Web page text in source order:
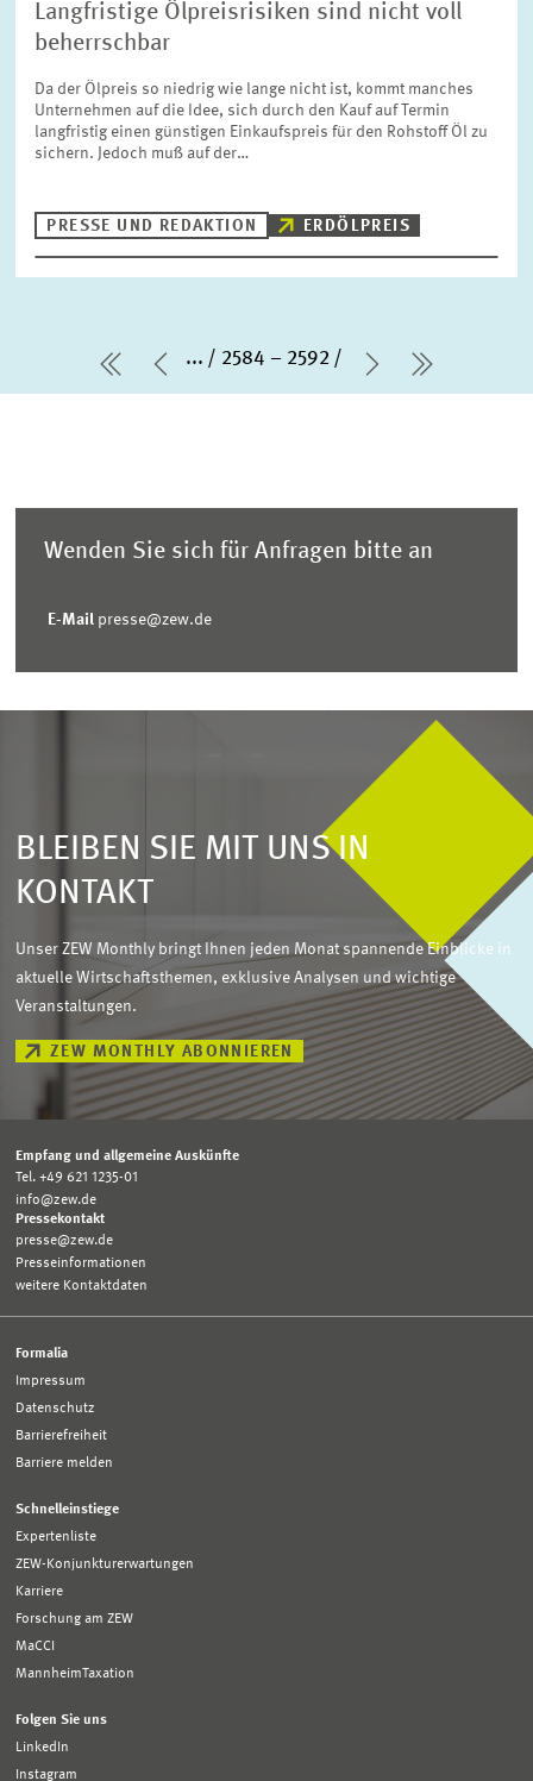
Langfristige Ölpreisrisiken sind nicht voll
beherrschbar
Da der Ölpreis so niedrig wie lange nicht ist, kommt manches
Unternehmen auf die Idee, sich durch den Kauf auf Termin
langfristig einen günstigen Einkaufspreis für den Rohstoff Öl zu
sichern. Jedoch muß auf der…
PRESSE UND REDAKTION ERDÖLPREIS
erste Seite
Vorherige Seite
... 2584 – 2592
Nächste
letzte
Wenden Sie sich für Anfragen bitte an
E-Mail presse@zew.de
BLEIBEN SIE MIT UNS IN
KONTAKT
Unser ZEW Monthly bringt Ihnen jeden Monat spannende Einblicke in
aktuelle Wirtschaftsthemen, exklusive Analysen und wichtige
Veranstaltungen.
ZEW MONTHLY ABONNIEREN
Empfang und allgemeine Auskünfte
Tel. +49 621 1235-01
info@zew.de
Pressekontakt
presse@zew.de
Presseinformationen
weitere Kontaktdaten
Formalia
Impressum
Datenschutz
Barrierefreiheit
Barriere melden
Schnelleinstiege
Expertenliste
ZEW-Konjunkturerwartungen
Karriere
Forschung am ZEW
MaCCI
MannheimTaxation
Folgen Sie uns
LinkedIn
Instagram